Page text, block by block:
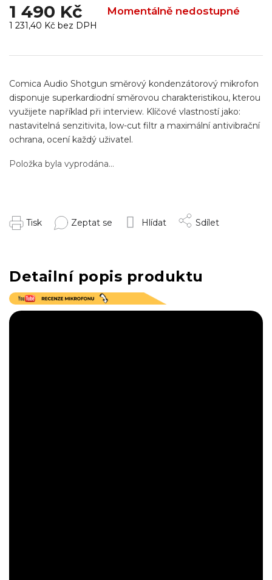
1 490 Kč Momentálně nedostupné
1 231,40 Kč bez DPH
cena:
Položka byla vyprodána…
Comica Audio Shotgun směrový kondenzátorový mikrofon
disponuje superkardiodní směrovou charakteristikou, kterou
využijete například při interview. Klíčové vlastností jako:
nastavitelná senzitivita, low-cut filtr a maximální antivibrační
ochrana, ocení každý uživatel.
Tisk Zeptat se Hlídat Sdílet
Detailní popis produktu